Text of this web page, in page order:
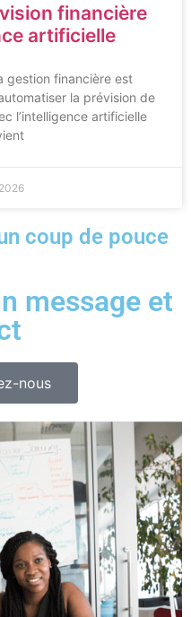
financière
artificielle
gestion financière est
la prévision de
l’intelligence artificielle
coup de pouce
message et
nous